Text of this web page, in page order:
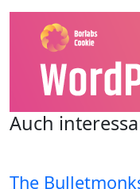
Auch
The